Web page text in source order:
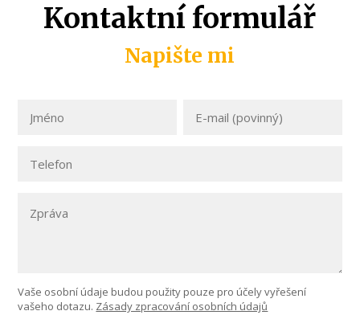
Kontaktní formulář
Napište mi
Vaše osobní údaje budou použity pouze pro účely vyřešení
vašeho dotazu. Zásady zpracování osobních údajů